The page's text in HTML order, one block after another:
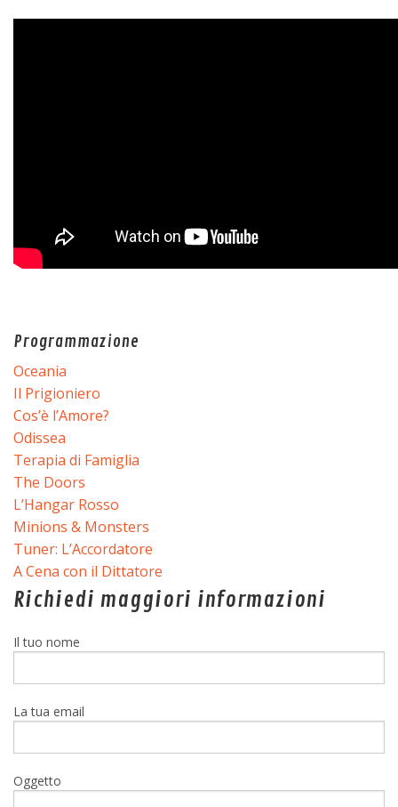
Programmazione
Oceania
Il Prigioniero
Cos’è l’Amore?
Odissea
Terapia di Famiglia
The Doors
L’Hangar Rosso
Minions & Monsters
Tuner: L’Accordatore
A Cena con il Dittatore
Richiedi maggiori informazioni
Il tuo nome
La tua email
Oggetto